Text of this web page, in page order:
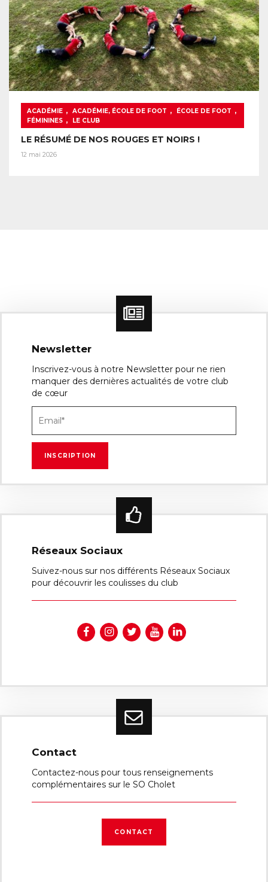
ACADÉMIE , ACADÉMIE, ÉCOLE DE FOOT , ÉCOLE DE FOOT ,
FÉMININES , LE CLUB
LE RÉSUMÉ DE NOS ROUGES ET NOIRS !
12 mai 2026
Newsletter
Inscrivez-vous à notre Newsletter pour ne rien
manquer des dernières actualités de votre club
de cœur
Réseaux Sociaux
Suivez-nous sur nos différents Réseaux Sociaux
pour découvrir les coulisses du club
Contact
Contactez-nous pour tous renseignements
complémentaires sur le SO Cholet
CONTACT